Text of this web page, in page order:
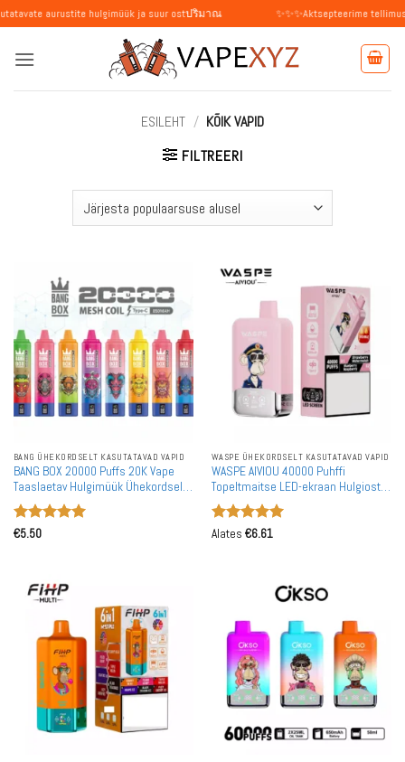
Skip
to
content
hulgimüük ja suur ostปริมาณ ✨✨✨Aktsepteerime tellimusi
ESILEHT / KÕIK VAPID
FILTREERI
BANG ÜHEKORDSELT KASUTATAVAD VAPID
BANG BOX 20000 Puffs 20K Vape
Taaslaetav Hulgimüük Ühekordselt
Kasutatav Vape Hulgiostmine
Hinnanguga
€5.50
WASPE ÜHEKORDSELT KASUTATAVAD VAPID
WASPE AIVIOU 40000 Puhffi
Topeltmaitse LED-ekraan Hulgiostu
Laetav Ühekordselt Kasutatav Vape
Hulgimüük
Hinnanguga
Alates €6.61